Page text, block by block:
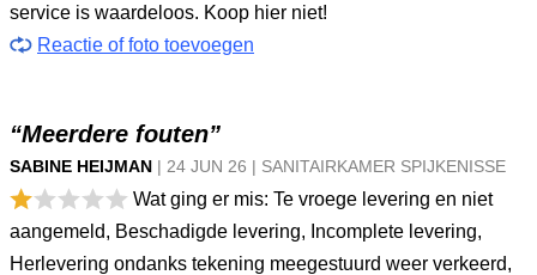
service is waardeloos. Koop hier niet!
Reactie of foto toevoegen
“Meerdere fouten”
SABINE HEIJMAN | 24 JUN 26 | SANITAIRKAMER SPIJKENISSE
Wat ging er mis: Te vroege levering en niet
aangemeld, Beschadigde levering, Incomplete levering,
Herlevering ondanks tekening meegestuurd weer verkeerd,